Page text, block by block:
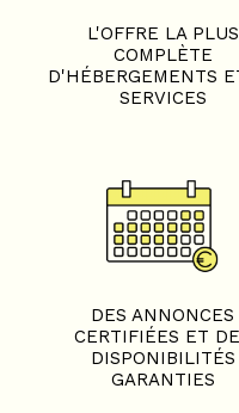
L'OFFRE LA PLUS
COMPLÈTE
D'HÉBERGEMENTS
SERVICES
DES ANNONCES
CERTIFIÉES ET
DISPONIBILITÉS
GARANTIES